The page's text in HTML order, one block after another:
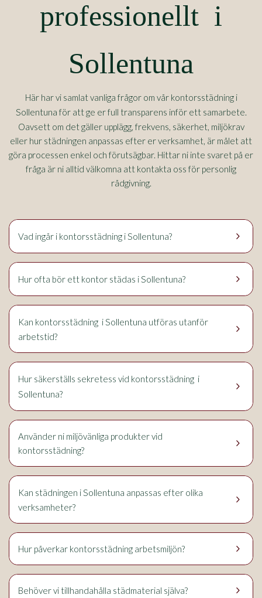
professionellt i
Sollentuna
Här har vi samlat vanliga frågor om vår kontorsstädning i
Sollentuna för att ge er full transparens inför ett samarbete.
Oavsett om det gäller upplägg, frekvens, säkerhet, miljökrav
eller hur städningen anpassas efter er verksamhet, är målet att
göra processen enkel och förutsägbar. Hittar ni inte svaret på er
fråga är ni alltid välkomna att kontakta oss för personlig
rådgivning.
keyboard_arrow_right
Vad ingår i kontorsstädning iSollentuna?
keyboard_arrow_right
Hur ofta bör ett kontor städas iSollentuna?
keyboard_arrow_right
Kan kontorsstädning iSollentuna utföras utanför
arbetstid?
keyboard_arrow_right
Hur säkerställs sekretess vid kontorsstädning i
Sollentuna?
keyboard_arrow_right
Använder ni miljövänliga produkter vid
kontorsstädning?
keyboard_arrow_right
Kan städningen iSollentuna anpassas efter olika
verksamheter?
keyboard_arrow_right
Hur påverkar kontorsstädning arbetsmiljön?
keyboard_arrow_right
Behöver vi tillhandahålla städmaterial själva?